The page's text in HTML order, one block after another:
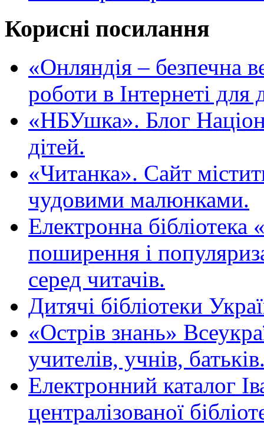
Корисні посилання
«Oнляндія – безпечна
роботи в Інтернеті для
«НБУшка». Блог
дітей.
«Читанка». Сайт
чудовими малюнками.
Електронна
поширення і
серед читачів.
Дитячі бібліотеки
«Острів знань»
учителів, учнів,
Електронний каталог
централізованої